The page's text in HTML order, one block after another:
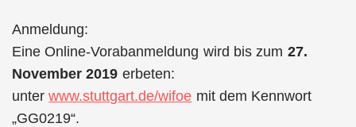
Anmeldung:
Eine Online-Vorabanmeldung wird bis zum 27.
November 2019 erbeten:
unterwww.stuttgart.de/wifoe mit dem Kennwort
„GG0219“.